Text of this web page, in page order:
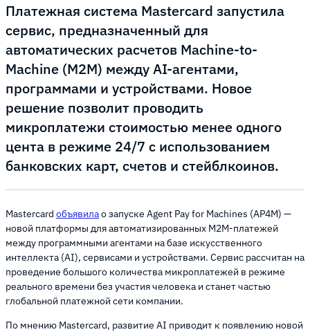
Платежная система Mastercard запустила
сервис, предназначенный для
автоматических расчетов Machine-to-
Machine (M2M) между AI-агентами,
программами и устройствами. Новое
решение позволит проводить
микроплатежи стоимостью менее одного
цента в режиме 24/7 с использованием
банковских карт, счетов и стейблкоинов.
Mastercard объявилао запуске Agent Pay for Machines (AP4M) —
новой платформы для автоматизированных M2M-платежей
между программными агентами на базе искусственного
интеллекта (AI), сервисами и устройствами. Сервис рассчитан на
проведение большого количества микроплатежей в режиме
реального времени без участия человека и станет частью
глобальной платежной сети компании.
По мнению Mastercard, развитие AI приводит к появлению новой